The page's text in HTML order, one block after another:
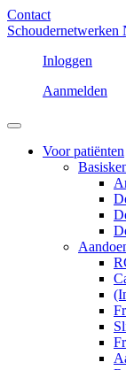
Contact
Schoudernetwerken
Inloggen
Aanmelden
Voor patiënten